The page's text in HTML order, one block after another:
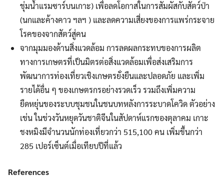
ชุ่มน้ำแรมซาร์บนเกาะ) เพื่อลดโอกาสในการสัมผัสกับสัตว์ป่า
(นกและค้างคาว ฯลฯ ) และลดความเสี่ยงของการแพร่กระจาย
โรคของจากสัตว์สู่คน
จากมุมมองด้านสิ่งแวดล้อม การลดผลกระทบของการผลิต
ทางการเกษตรที่เป็นมิตรต่อสิ่งแวดล้อมเพื่อส่งเสริมการ
พัฒนาการท่องเที่ยวเชิงเกษตรยั่งยืนและปลอดภัย และเพิ่ม
รายได้อื่น ๆ ของเกษตรกรอย่างรวดเร็ว รวมถึงเพิ่มความ
ยืดหยุ่นของระบบชุมชนในชนบทหลังการระบาดโควิด ตัวอย่าง
เช่น ในช่วงวันหยุดวันชาติจีนในสัปดาห์แรกของตุลาคม เกาะ
ชงหมิงมีจำนวนนักท่องเที่ยวกว่า 515,100 คน เพิ่มขึ้นกว่า
285 เปอร์เซ็นต์เมื่อเทียบปีที่แล้ว
References